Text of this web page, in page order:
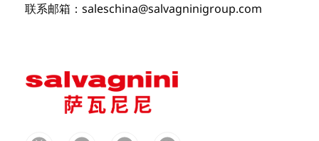
联系邮箱：saleschina@salvagninigroup.com